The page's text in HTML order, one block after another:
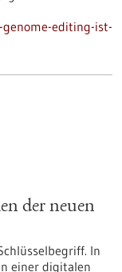
editing-ist-
der neuen
In
einer digitalen